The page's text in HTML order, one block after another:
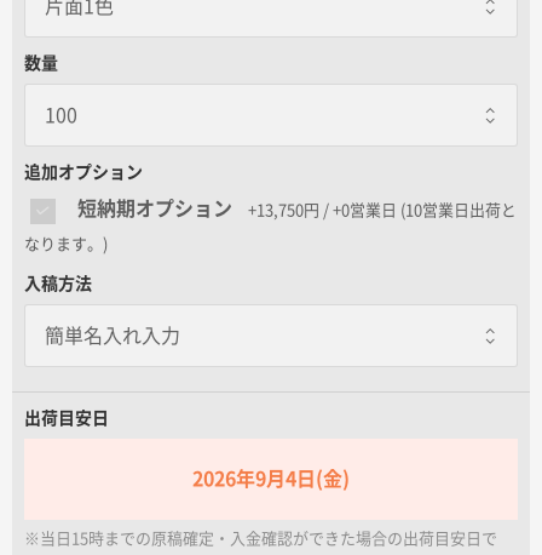
データ入稿ガイド
再注文について
名入れグループサイト
数量
追加オプション
短納期オプション +13,750円 / +0営業日 (10営業日出荷と
なります。)
入稿方法
出荷目安日
2026年9月4日(金)
※当日15時までの原稿確定・入金確認ができた場合の出荷目安日で